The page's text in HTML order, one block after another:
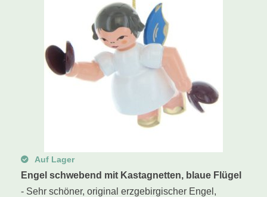
Auf Lager
Engel schwebend mit Kastagnetten, blaue Flügel
- Sehr schöner, original erzgebirgischer Engel,